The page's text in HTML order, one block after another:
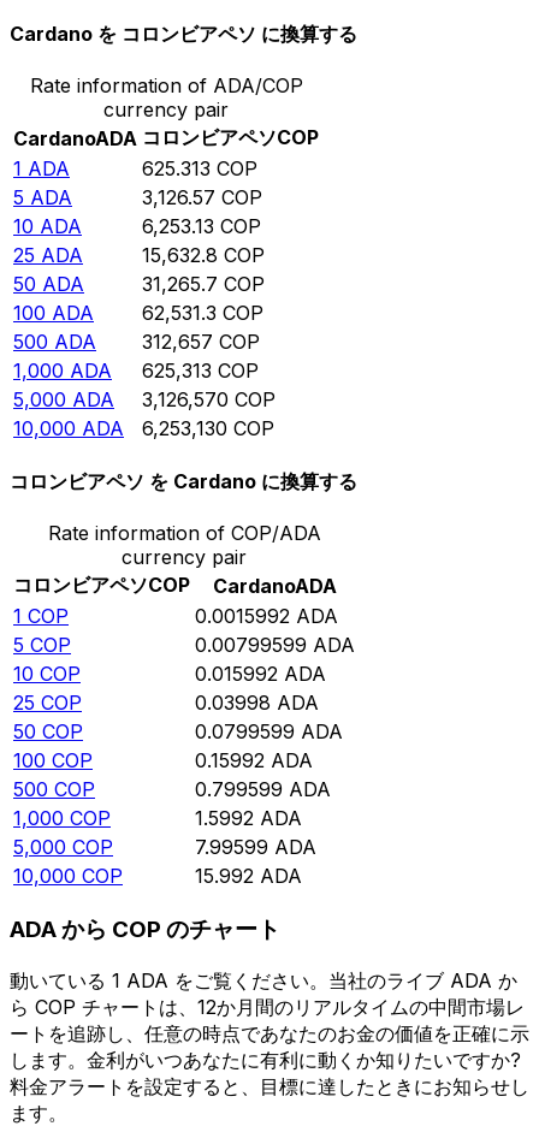
Cardano を コロンビアペソ に換算する
Rate information of ADA/COP
currency pair
CardanoADA コロンビアペソCOP
1 ADA 625.313 COP
5 ADA 3,126.57 COP
10 ADA 6,253.13 COP
25 ADA 15,632.8 COP
50 ADA 31,265.7 COP
100 ADA 62,531.3 COP
500 ADA 312,657 COP
1,000 ADA 625,313 COP
5,000 ADA 3,126,570 COP
10,000 ADA 6,253,130 COP
コロンビアペソ を Cardano に換算する
Rate information of COP/ADA
currency pair
コロンビアペソCOP CardanoADA
1 COP 0.0015992 ADA
5 COP 0.00799599 ADA
10 COP 0.015992 ADA
25 COP 0.03998 ADA
50 COP 0.0799599 ADA
100 COP 0.15992 ADA
500 COP 0.799599 ADA
1,000 COP 1.5992 ADA
5,000 COP 7.99599 ADA
10,000 COP 15.992 ADA
ADA から COP のチャート
動いている 1 ADA をご覧ください。当社のライブ ADA か
ら COP チャートは、12か月間のリアルタイムの中間市場レ
ートを追跡し、任意の時点であなたのお金の価値を正確に示
します。金利がいつあなたに有利に動くか知りたいですか?
料金アラートを設定すると、目標に達したときにお知らせし
ます。